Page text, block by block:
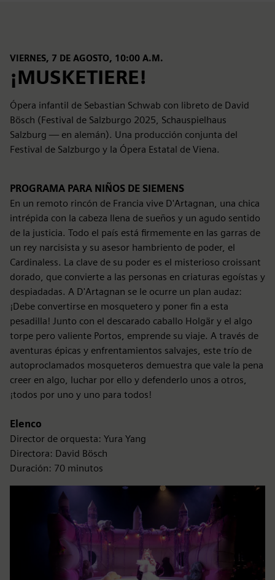
VIERNES, 7 DE AGOSTO, 10:00 A.M.
¡MUSKETIERE!
Ópera infantil de Sebastian Schwab con libreto de David
Bösch (Festival de Salzburgo 2025, Schauspielhaus
Salzburg — en alemán). Una producción conjunta del
Festival de Salzburgo y la Ópera Estatal de Viena.
PROGRAMA PARA NIÑOS DE SIEMENS
En un remoto rincón de Francia vive D'Artagnan, una chica
intrépida con la cabeza llena de sueños y un agudo sentido
de la justicia. Todo el país está firmemente en las garras de
un rey narcisista y su asesor hambriento de poder, el
Cardinaless. La clave de su poder es el misterioso croissant
dorado, que convierte a las personas en criaturas egoístas y
despiadadas. A D'Artagnan se le ocurre un plan audaz:
¡Debe convertirse en mosquetero y poner fin a esta
pesadilla! Junto con el descarado caballo Holgär y el algo
torpe pero valiente Portos, emprende su viaje. A través de
aventuras épicas y enfrentamientos salvajes, este trío de
autoproclamados mosqueteros demuestra que vale la pena
creer en algo, luchar por ello y defenderlo unos a otros,
¡todos por uno y uno para todos!
Elenco
Director de orquesta: Yura Yang
Directora: David Bösch
Duración: 70 minutos